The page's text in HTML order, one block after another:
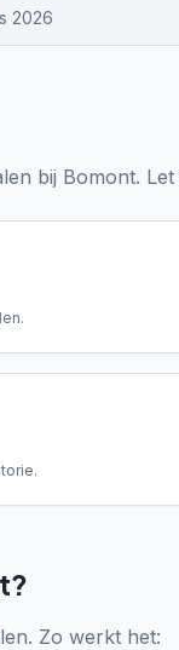
2026
bij Bomont.
Zo werkt het: